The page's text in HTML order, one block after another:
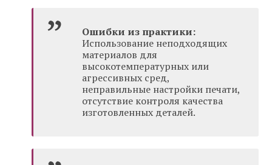
Ошибки из практики:
Использование неподходящих
материалов для
высокотемпературных или
агрессивных сред,
неправильные настройки печати,
отсутствие контроля качества
изготовленных деталей.